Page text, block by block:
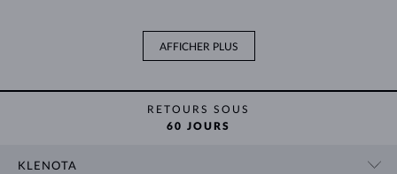
AFFICHER PLUS
RETOURS SOUS
60 JOURS
KLENOTA